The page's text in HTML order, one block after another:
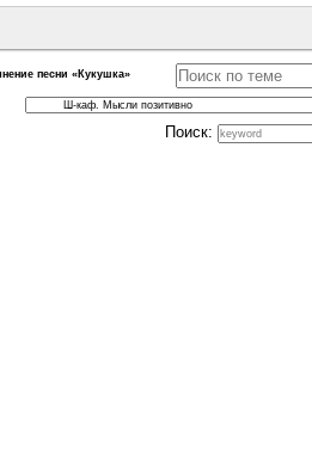
песни «Кукушка»
Поиск: